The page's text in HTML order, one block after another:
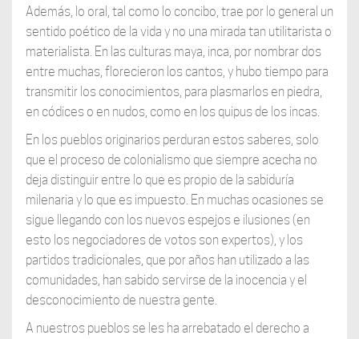
Además, lo oral, tal como lo concibo, trae por lo general un
sentido poético de la vida y no una mirada tan utilitarista o
materialista. En las culturas maya, inca, por nombrar dos
entre muchas, florecieron los cantos, y hubo tiempo para
transmitir los conocimientos, para plasmarlos en piedra,
en códices o en nudos, como en los quipus de los incas.
En los pueblos originarios perduran estos saberes, solo
que el proceso de colonialismo que siempre acecha no
deja distinguir entre lo que es propio de la sabiduría
milenaria y lo que es impuesto. En muchas ocasiones se
sigue llegando con los nuevos espejos e ilusiones (en
esto los negociadores de votos son expertos), y los
partidos tradicionales, que por años han utilizado a las
comunidades, han sabido servirse de la inocencia y el
desconocimiento de nuestra gente.
A nuestros pueblos se les ha arrebatado el derecho a